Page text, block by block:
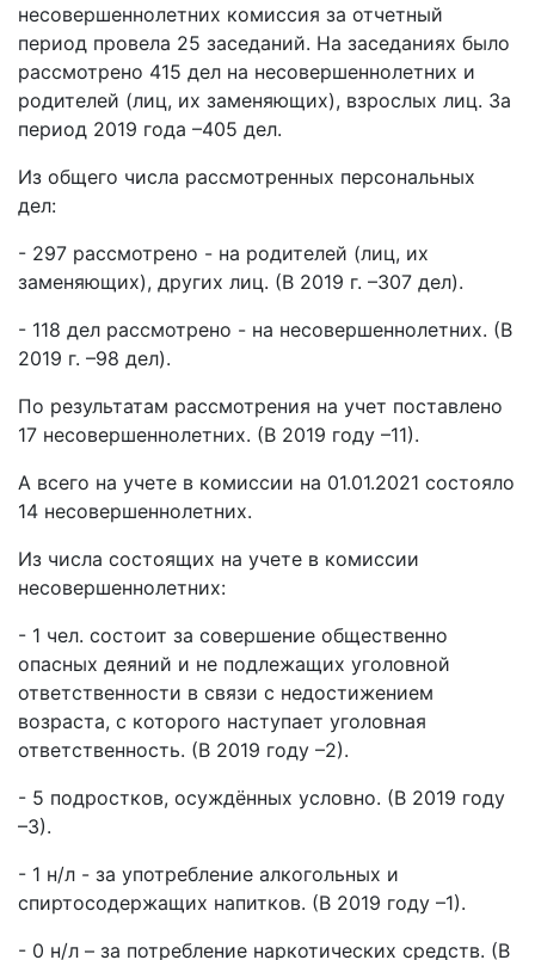
несовершеннолетних комиссия за отчетный
период провела 25 заседаний. На заседаниях было
рассмотрено 415 дел на несовершеннолетних и
родителей (лиц, их заменяющих), взрослых лиц. За
период 2019 года –405 дел.
Из общего числа рассмотренных персональных
дел:
- 297 рассмотрено - на родителей (лиц, их
заменяющих), других лиц. (В 2019 г. –307 дел).
- 118 дел рассмотрено - на несовершеннолетних. (В
2019 г. –98 дел).
По результатам рассмотрения на учет поставлено
17 несовершеннолетних. (В 2019 году –11).
А всего на учете в комиссии на 01.01.2021 состояло
14 несовершеннолетних.
Из числа состоящих на учете в комиссии
несовершеннолетних:
- 1 чел. состоит за совершение общественно
опасных деяний и не подлежащих уголовной
ответственности в связи с недостижением
возраста, с которого наступает уголовная
ответственность. (В 2019 году –2).
- 5 подростков, осуждённых условно. (В 2019 году
–3).
- 1 н/л - за употребление алкогольных и
спиртосодержащих напитков. (В 2019 году –1).
- 0 н/л – за потребление наркотических средств. (В